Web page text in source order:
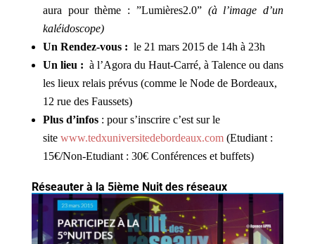
aura pour thème : ”Lumières2.0” (à l’image d’un
kaléidoscope)
Un Rendez-vous : le 21 mars 2015 de 14h à 23h
Un lieu : à l’Agora du Haut-Carré, à Talence ou dans
les lieux relais prévus (comme le Node de Bordeaux,
12 rue des Faussets)
Plus d’infos: pour s’inscrire c’est sur le
site www.tedxuniversitedebordeaux.com(Etudiant :
15€/Non-Etudiant : 30€ Conférences et buffets)
Réseauter à la 5ième Nuit des réseaux